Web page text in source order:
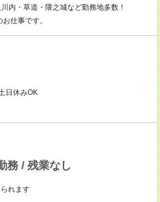
内・草道・隈之城など勤務地多数！
仕事です。
日休みOK
務 / 残業なし
れます